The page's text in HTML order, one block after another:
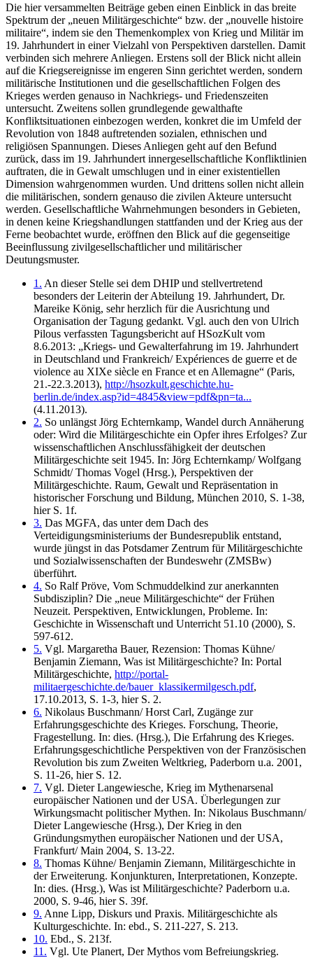
Die hier versammelten Beiträge geben einen Einblick in das breite
Spektrum der „neuen Militärgeschichte“ bzw. der „nouvelle histoire
militaire“, indem sie den Themenkomplex von Krieg und Militär im
19. Jahrhundert in einer Vielzahl von Perspektiven darstellen. Damit
verbinden sich mehrere Anliegen. Erstens soll der Blick nicht allein
auf die Kriegsereignisse im engeren Sinn gerichtet werden, sondern
militärische Institutionen und die gesellschaftlichen Folgen des
Krieges werden genauso in Nachkriegs- und Friedenszeiten
untersucht. Zweitens sollen grundlegende gewalthafte
Konfliktsituationen einbezogen werden, konkret die im Umfeld der
Revolution von 1848 auftretenden sozialen, ethnischen und
religiösen Spannungen. Dieses Anliegen geht auf den Befund
zurück, dass im 19. Jahrhundert innergesellschaftliche Konfliktlinien
auftraten, die in Gewalt umschlugen und in einer existentiellen
Dimension wahrgenommen wurden. Und drittens sollen nicht allein
die militärischen, sondern genauso die zivilen Akteure untersucht
werden. Gesellschaftliche Wahrnehmungen besonders in Gebieten,
in denen keine Kriegshandlungen stattfanden und der Krieg aus der
Ferne beobachtet wurde, eröffnen den Blick auf die gegenseitige
Beeinflussung zivilgesellschaftlicher und militärischer
Deutungsmuster.
1. An dieser Stelle sei dem DHIP und stellvertretend
besonders der Leiterin der Abteilung 19. Jahrhundert, Dr.
Mareike König, sehr herzlich für die Ausrichtung und
Organisation der Tagung gedankt. Vgl. auch den von Ulrich
Pilous verfassten Tagungsbericht auf HSozKult vom
8.6.2013: „Kriegs- und Gewalterfahrung im 19. Jahrhundert
in Deutschland und Frankreich/ Expériences de guerre et de
violence au XIXe siècle en France et en Allemagne“ (Paris,
21.-22.3.2013), http://hsozkult.geschichte.hu-
berlin.de/index.asp?id=4845&view=pdf&pn=ta...
(4.11.2013).
2. So unlängst Jörg Echternkamp, Wandel durch Annäherung
oder: Wird die Militärgeschichte ein Opfer ihres Erfolges? Zur
wissenschaftlichen Anschlussfähigkeit der deutschen
Militärgeschichte seit 1945. In: Jörg Echternkamp/ Wolfgang
Schmidt/ Thomas Vogel (Hrsg.), Perspektiven der
Militärgeschichte. Raum, Gewalt und Repräsentation in
historischer Forschung und Bildung, München 2010, S. 1-38,
hier S. 1f.
3. Das MGFA, das unter dem Dach des
Verteidigungsministeriums der Bundesrepublik entstand,
wurde jüngst in das Potsdamer Zentrum für Militärgeschichte
und Sozialwissenschaften der Bundeswehr (ZMSBw)
überführt.
4. So Ralf Pröve, Vom Schmuddelkind zur anerkannten
Subdisziplin? Die „neue Militärgeschichte“ der Frühen
Neuzeit. Perspektiven, Entwicklungen, Probleme. In:
Geschichte in Wissenschaft und Unterricht 51.10 (2000), S.
597-612.
5. Vgl. Margaretha Bauer, Rezension: Thomas Kühne/
Benjamin Ziemann, Was ist Militärgeschichte? In: Portal
Militärgeschichte, http://portal-
militaergeschichte.de/bauer_klassikermilgesch.pdf,
17.10.2013, S. 1-3, hier S. 2.
6. Nikolaus Buschmann/ Horst Carl, Zugänge zur
Erfahrungsgeschichte des Krieges. Forschung, Theorie,
Fragestellung. In: dies. (Hrsg.), Die Erfahrung des Krieges.
Erfahrungsgeschichtliche Perspektiven von der Französischen
Revolution bis zum Zweiten Weltkrieg, Paderborn u.a. 2001,
S. 11-26, hier S. 12.
7. Vgl. Dieter Langewiesche, Krieg im Mythenarsenal
europäischer Nationen und der USA. Überlegungen zur
Wirkungsmacht politischer Mythen. In: Nikolaus Buschmann/
Dieter Langewiesche (Hrsg.), Der Krieg in den
Gründungsmythen europäischer Nationen und der USA,
Frankfurt/ Main 2004, S. 13-22.
8. Thomas Kühne/ Benjamin Ziemann, Militärgeschichte in
der Erweiterung. Konjunkturen, Interpretationen, Konzepte.
In: dies. (Hrsg.), Was ist Militärgeschichte? Paderborn u.a.
2000, S. 9-46, hier S. 39f.
9. Anne Lipp, Diskurs und Praxis. Militärgeschichte als
Kulturgeschichte. In: ebd., S. 211-227, S. 213.
10. Ebd., S. 213f.
11. Vgl. Ute Planert, Der Mythos vom Befreiungskrieg.